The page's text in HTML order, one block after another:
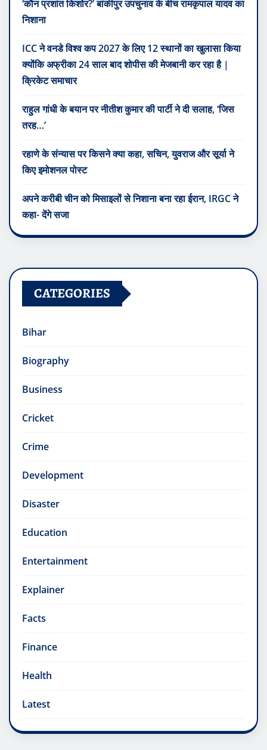
‘कौन प्रशांत किशोर?’ बांकीपुर उपचुनाव के बीच रामकृपाल यादव का
निशाना
ICC ने वनडे विश्व कप 2027 के लिए 12 स्थानों का खुलासा किया
क्योंकि अफ्रीका 24 साल बाद शोपीस की मेजबानी कर रहा है |
क्रिकेट समाचार
राहुल गांधी के बयान पर नीतीश कुमार की पार्टी ने दी सलाह, ‘जिस
तरह…’
रहाणे के संन्यास पर किसने क्या कहा, सचिन, युवराज और सूर्या ने
किए इमोशनल पोस्ट
अपने करीबी चीन को मिसाइलों से निशाना बना रहा ईरान, IRGC ने
कहा- देंगे सजा
CATEGORIES
Bihar
Biography
Business
Cricket
Crime
Development
Disaster
Education
Entertainment
Explainer
Facts
Finance
Health
Latest